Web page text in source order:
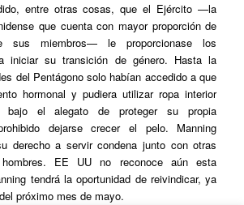
entre otras cosas, que el Ejército —la
que cuenta con mayor proporción de
sus miembros— le proporcionase los
iniciar su transición de género. Hasta la
del Pentágono solo habían accedido a que
hormonal y pudiera utilizar ropa interior
bajo el alegato de proteger su propia
dejarse crecer el pelo. Manning
derecho a servir condena junto con otras
EE UU no reconoce aún esta
tendrá la oportunidad de reivindicar, ya
próximo mes de mayo.